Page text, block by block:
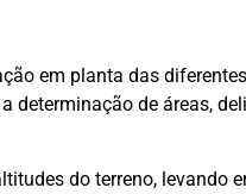
em planta das
determinação de áreas,
do terreno, levando